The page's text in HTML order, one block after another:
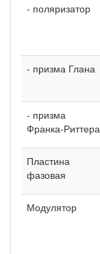
- поляризатор
- призма Глана
- призма
Франка-Риттера
Пластина
фазовая
Модулятор